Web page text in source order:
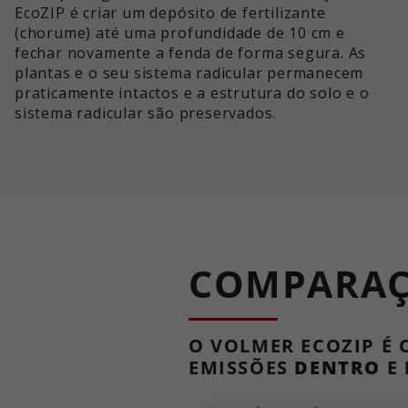
EcoZIP é criar um depósito de fertilizante
(chorume) até uma profundidade de 10 cm e
fechar novamente a fenda de forma segura. As
plantas e o seu sistema radicular permanecem
praticamente intactos e a estrutura do solo e o
sistema radicular são preservados.
O VOLMER ECOZIP É
EMISSÕES DENTRO E